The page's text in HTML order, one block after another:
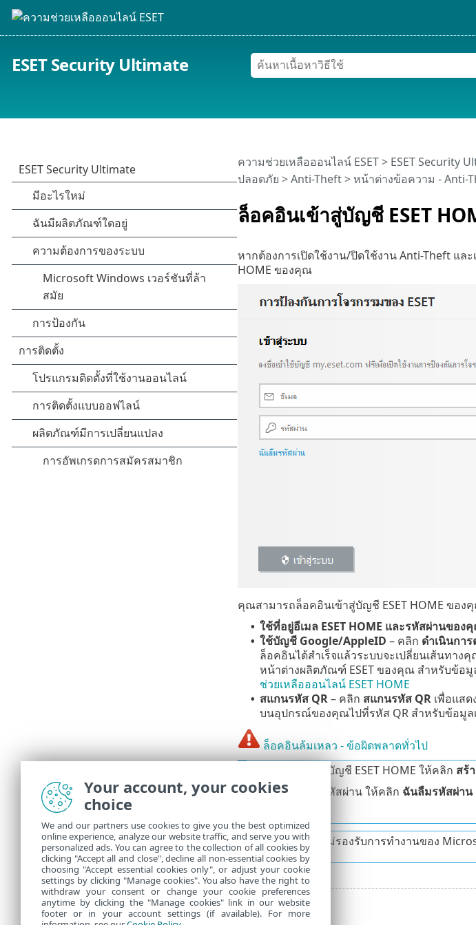
ESET Security Ultimate
ล็อคอินเข้าสู่บัญชี ESET
ความช่วยเหลือออนไลน์ ESET> ESET Security
ปลอดภัย >Anti-Theft> หน้าต่างข้อความ - Anti-
หากต้องการเปิดใช้งาน/ปิดใช้งาน Anti-Theft แ
HOME ของคุณ
คุณสามารถล็อคอินเข้าสู่บัญชี ESET HOME ของ
• ใช้ที่อยู่อีเมล ESET HOME และรหัสผ่านของ
• ใช้บัญชี Google/AppleID – คลิก ดำเนินกา
ล็อคอินได้สำเร็จแล้วระบบจะเปลี่ยนเส้นทาง
หน้าต่างผลิตภัณฑ์ ESET ของคุณ สำหรับข้อ
ช่วยเหลือออนไลน์ ESET HOME
• สแกนรหัส QR– คลิก สแกนรหัส QRเพื่อแสด
บนอุปกรณ์ของคุณไปที่รหัส QR สำหรับข้อมูล
ล็อคอินล้มเหลว - ข้อผิดพลาดทั่วไป
หากคุณไม่มีบัญชี ESET HOME ให้คลิก สร้
หากคุณลืมรหัสผ่าน ให้คลิก ฉันลืมรหัสผ่าน
Anti-Theft ไม่รองรับการทำงานของ
Your account, your cookies
choice
We and our partners use cookies to give you the best optimized
online experience, analyze our website traffic, and serve you with
personalized ads. You can agree to the collection of all cookies by
clicking "Accept all and close", decline all non-essential cookies by
choosing "Accept essential cookies only", or adjust your cookie
settings by clicking "Manage cookies". You also have the right to
withdraw your consent or change your cookie preferences
anytime by clicking the "Manage cookies" link in our website
footer or in your account settings (if available). For more